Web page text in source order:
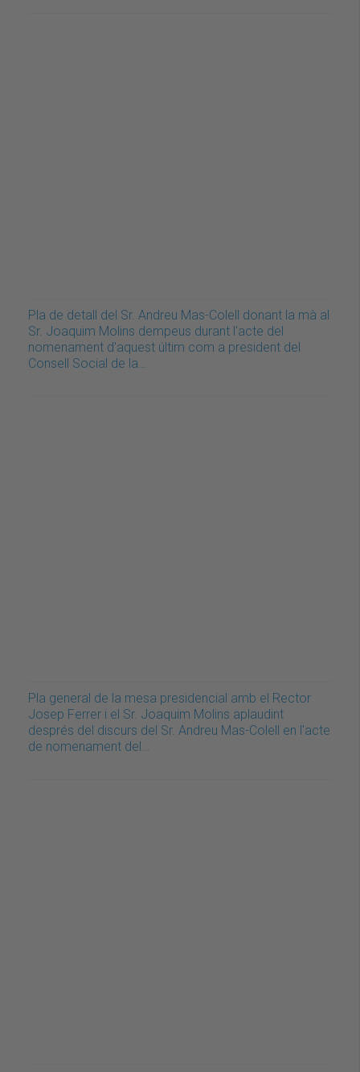
Pla de detall del Sr. Andreu Mas-Colell donant la mà al
Sr. Joaquim Molins dempeus durant l'acte del
nomenament d'aquest últim com a president del
Consell Social de la…
Pla general de la mesa presidencial amb el Rector
Josep Ferrer i el Sr. Joaquim Molins aplaudint
després del discurs del Sr. Andreu Mas-Colell en l'acte
de nomenament del…